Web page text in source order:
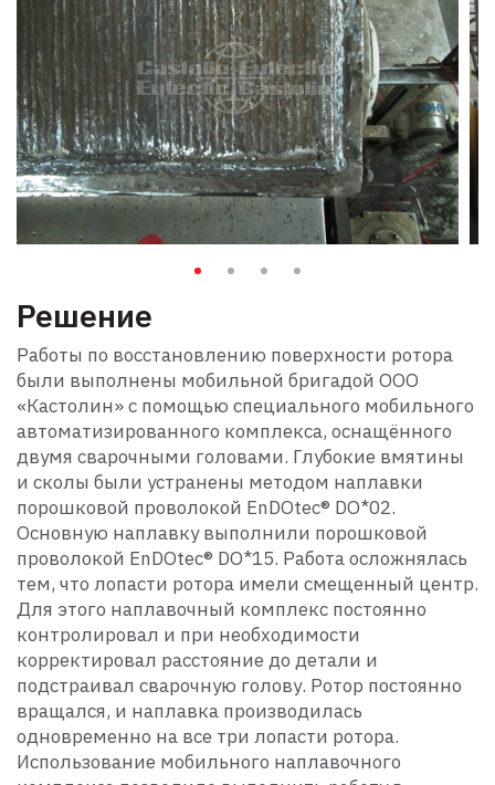
Решение
Работы по восстановлению поверхности ротора
были выполнены мобильной бригадой ООО
«Кастолин» с помощью специального мобильного
автоматизированного комплекса, оснащённого
двумя сварочными головами. Глубокие вмятины
и сколы были устранены методом наплавки
порошковой проволокой EnDOtec® DO*02.
Основную наплавку выполнили порошковой
проволокой EnDOtec® DO*15. Работа осложнялась
тем, что лопасти ротора имели смещенный центр.
Для этого наплавочный комплекс постоянно
контролировал и при необходимости
корректировал расстояние до детали и
подстраивал сварочную голову. Ротор постоянно
вращался, и наплавка производилась
одновременно на все три лопасти ротора.
Использование мобильного наплавочного